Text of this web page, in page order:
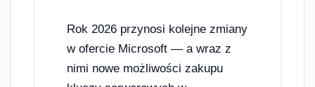
Rok 2026 przynosi kolejne zmiany
w ofercie Microsoft — a wraz z
nimi nowe możliwości zakupu